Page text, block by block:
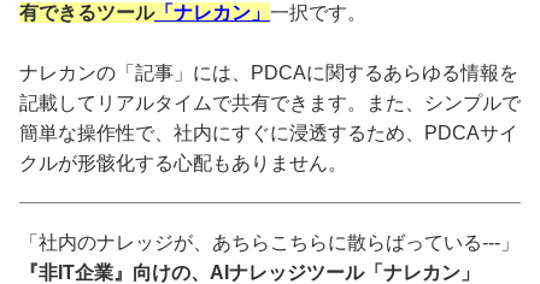
有できるツール「ナレカン」 一択です。
ナレカンの「記事」には、PDCAに関するあらゆる情報を
記載してリアルタイムで共有できます。また、シンプルで
簡単な操作性で、社内にすぐに浸透するため、PDCAサイ
クルが形骸化する心配もありません。
「社内のナレッジが、あちらこちらに散らばっている---」
『非IT企業』向けの、AIナレッジツール「ナレカン」